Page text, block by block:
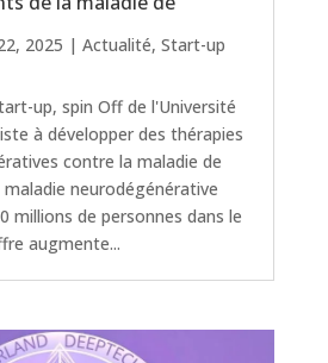
2025 | Actualité, Start-up
up, spin Off de l'Université
à développer des thérapies
contre la maladie de
neurodégénérative
millions de personnes dans le
augmente...